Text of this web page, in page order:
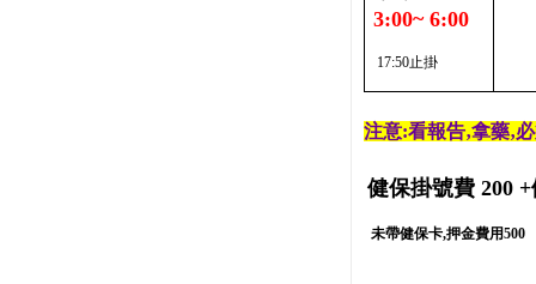
3:00~ 6:00
17:50止掛
注意:看報告‚拿藥‚
健保掛號費 200 +
未帶健保卡,押金費用500